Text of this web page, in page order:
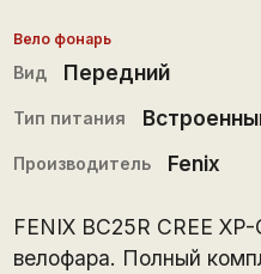
Вело фонарь
Вид Передний
Тип питания
Производитель Fenix
FENIX BC25R CREE
велофара. Полный